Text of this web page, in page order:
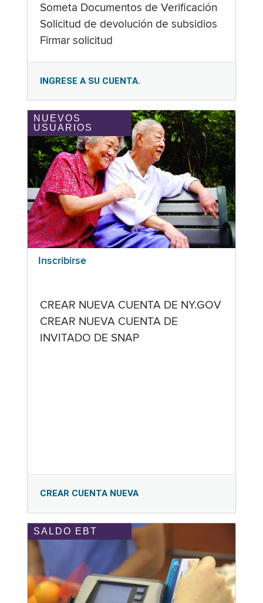
Someta Documentos de Verificación
Solicitud de devolución de subsidios
Firmar solicitud
INGRESE A SU CUENTA.
NUEVOS
USUARIOS
Inscribirse
CREAR NUEVA CUENTA DE NY.GOV
CREAR NUEVA CUENTA DE
INVITADO DE SNAP
CREAR CUENTA NUEVA
SALDO EBT